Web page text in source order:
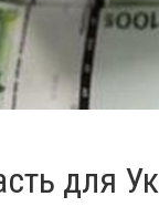
для